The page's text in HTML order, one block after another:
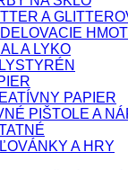
A
A LYKO
PAPIER
PIŠTOLE A
A HRY